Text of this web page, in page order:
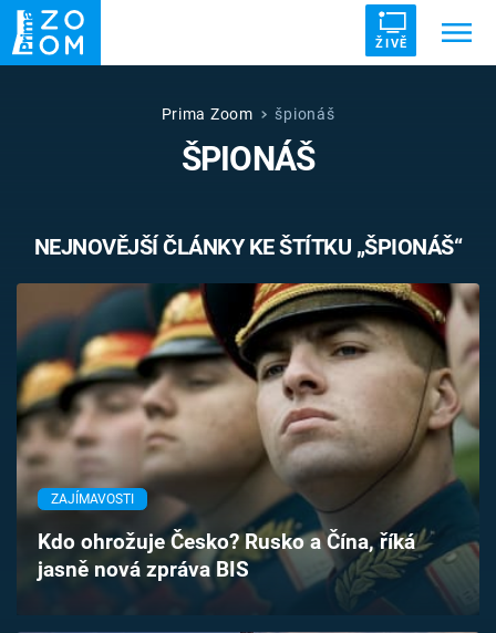
ŽIVĚ
UFO DRUHÁ SVĚTOVÁ VÁLKA
VETŘELCI DÁVNOVĚKU
Témata
Témata
Pořady
TV Program
Časopis
Sledujte prima+
Prima Zoom špionáš
ŠPIONÁŠ
NEJNOVĚJŠÍ ČLÁNKY KE ŠTÍTKU „ŠPIONÁŠ“
ZAJÍMAVOSTI
Kdo ohrožuje Česko? Rusko a Čína, říká
jasně nová zpráva BIS